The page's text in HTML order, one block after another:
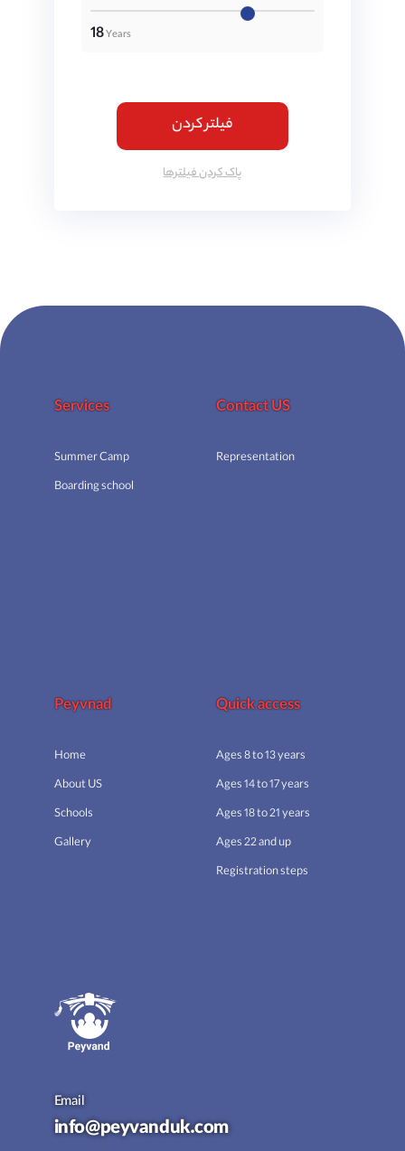
18
فیلتر کردن
پاک کردن فیلتر‌ها
Contact US
Representation
Services
Summer Camp
Boarding school
Quick access
Ages 8 to 13 years
Ages 14 to 17 years
Ages 18 to 21 years
Ages 22 and up
Registration steps
Peyvnad
Home
About US
Schools
Gallery
Email
info@peyvanduk.com